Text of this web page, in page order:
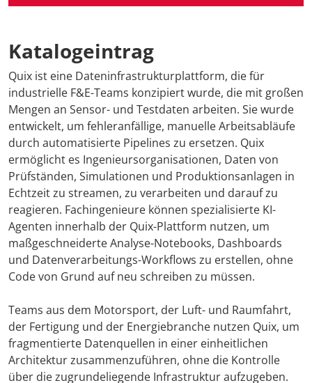
Katalogeintrag
Quix ist eine Dateninfrastrukturplattform, die für
industrielle F&E-Teams konzipiert wurde, die mit großen
Mengen an Sensor- und Testdaten arbeiten. Sie wurde
entwickelt, um fehleranfällige, manuelle Arbeitsabläufe
durch automatisierte Pipelines zu ersetzen. Quix
ermöglicht es Ingenieursorganisationen, Daten von
Prüfständen, Simulationen und Produktionsanlagen in
Echtzeit zu streamen, zu verarbeiten und darauf zu
reagieren. Fachingenieu­re können spezialisierte KI-
Agenten innerhalb der Quix-Plattform nutzen, um
maßgeschneiderte Analyse-Notebooks, Dashboards
und Datenverarbeitungs-Workflows zu erstellen, ohne
Code von Grund auf neu schreiben zu müssen.
Teams aus dem Motorsport, der Luft- und Raumfahrt,
der Fertigung und der Energiebranche nutzen Quix, um
fragmentierte Datenquellen in einer einheitlichen
Architektur zusammenzuführen, ohne die Kontrolle
über die zugrundeliegende Infrastruktur aufzugeben.